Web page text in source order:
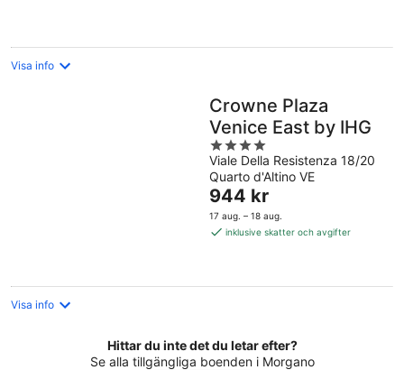
Visa info
Crowne Plaza
Venice East by IHG
4
out
of
5
Viale Della Resistenza 18/20
Quarto d'Altino VE
Priset
är
944 kr
944 kr
17 aug. – 18 aug.
inklusive skatter och avgifter
Visa info
Hittar du inte det du letar efter?
Se alla tillgängliga boenden i Morgano